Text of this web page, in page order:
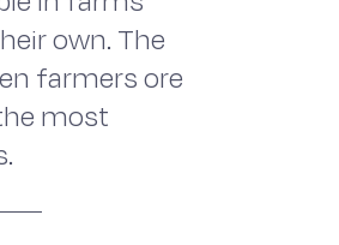
own. The
farmers ore
most